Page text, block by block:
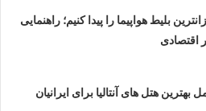
بلیط هواپیما را پیدا کنیم؛ راهنمایی
اقتصادی
بهترین هتل های آنتالیا برای ایرانیان